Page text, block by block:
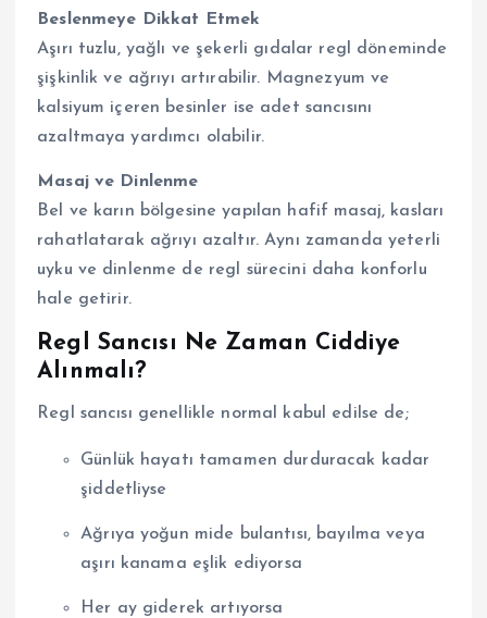
Beslenmeye Dikkat Etmek
Aşırı tuzlu, yağlı ve şekerli gıdalar regl döneminde
şişkinlik ve ağrıyı artırabilir. Magnezyum ve
kalsiyum içeren besinler ise adet sancısını
azaltmaya yardımcı olabilir.
Masaj ve Dinlenme
Bel ve karın bölgesine yapılan hafif masaj, kasları
rahatlatarak ağrıyı azaltır. Aynı zamanda yeterli
uyku ve dinlenme de regl sürecini daha konforlu
hale getirir.
Regl Sancısı Ne Zaman Ciddiye
Alınmalı?
Regl sancısı genellikle normal kabul edilse de;
Günlük hayatı tamamen durduracak kadar
şiddetliyse
Ağrıya yoğun mide bulantısı, bayılma veya
aşırı kanama eşlik ediyorsa
Her ay giderek artıyorsa